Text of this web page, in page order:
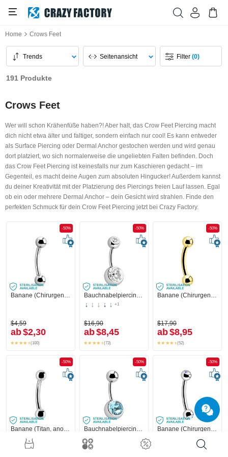
Home Crows Feet
Trends Seitenansicht Filter(0)
191 Produkte
Crows Feet
Wer will schon Krähenfüße haben?! Aber halt, das Crow Feet Piercing macht
dich nicht etwa älter und faltiger, sondern einfach nur cool! Es kann entweder
als Surface Piercing oder Dermal Anchor gestochen werden und wird genau
dort platziert, wo sich normalerweise die ungeliebten Falten befinden. Doch
das Crow Feet Piercing ist keinesfalls nur zum Kaschieren gedacht – im
Gegenteil, es macht deine Augen zum absoluten Hingucker! Außerdem kannst
du deiner Kreativität mit der Platzierung des Piercings freien Lauf lassen. Egal
ob ein oder mehrere Dermal Anchor – dein Gesicht wird strahlen. Finde den
perfekten Schmuck für dein Crow Feet Piercing jetzt bei Crazy Factory.
-50%
Banane (Chirurgenstahl, silber, glänzend) mit Kugeln
$4,59
ab$2,30
(100)
-50%
Bauchnabelpiercing (Chirugenstahl, silber, glänzend) mit Kugeln und Kristallsteinchen
+1
$16,90
ab$8,45
(73)
-50%
Banane (Chirurgenstahl, gold, glänzend)
$17,90
ab$8,95
(52)
-50% -50% -50%